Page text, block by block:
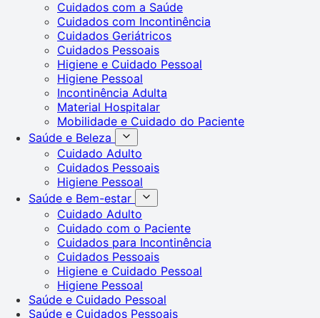
Cuidados com a Saúde
Cuidados com Incontinência
Cuidados Geriátricos
Cuidados Pessoais
Higiene e Cuidado Pessoal
Higiene Pessoal
Incontinência Adulta
Material Hospitalar
Mobilidade e Cuidado do Paciente
Saúde e Beleza
Cuidado Adulto
Cuidados Pessoais
Higiene Pessoal
Saúde e Bem-estar
Cuidado Adulto
Cuidado com o Paciente
Cuidados para Incontinência
Cuidados Pessoais
Higiene e Cuidado Pessoal
Higiene Pessoal
Saúde e Cuidado Pessoal
Saúde e Cuidados Pessoais